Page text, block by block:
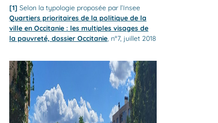
[1] Selon la typologie proposée par l’Insee
Quartiers prioritaires de la politique de la
ville en Occitanie : les multiples visages de
la pauvreté, dossier Occitanie, n°7, juillet 2018